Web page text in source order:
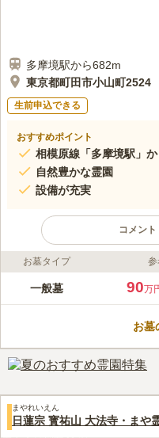
多摩境駅から682m
東京都町田市小山町2524
生前申込できる
おすすめポイント
相模原線「多摩境駅」
自然豊かな霊園
設備が充実
コメン
ライフドット編集部のコメント
春の桜や町田市名木
とができます。また
境となっています。
口コミ評価
お墓タイプ 参
一般墓 90万
お墓
まやれいえん
日蓮宗 寳祐山 大法寺・まや